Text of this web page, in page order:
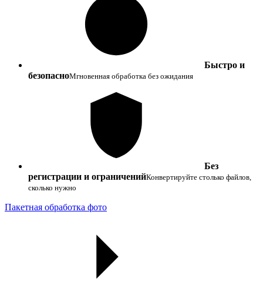
Быстро и
безопасноМгновенная обработка без ожидания
Без
регистрации и ограниченийКонвертируйте столько файлов,
сколько нужно
Пакетная обработка фото